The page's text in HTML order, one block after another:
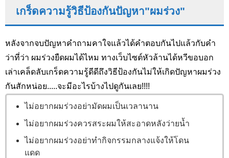
เกร็ดความรู้วิธีป้องกันปัญหา"ผมร่วง"
หลังจากจบปัญหาคำถามคาใจแล้วได้คำตอบกันไปแล้วกับคำ
ว่าที่ว่า ผมร่วงยืดผมได้ไหม ทางเว็บไซต์หัวล้านได้หวีขอบอก
เล่าเคล็ดลับเกร็ดความรู้ดีดีถึงวิธีป้องกันไม่ให้เกิดปัญหาผมร่วง
กันสักหน่อย.....จะมีอะไรบ้างไปดูกันเลย!!!!
ไม่อยากผมร่วงอย่ามัดผมเป็นเวลานาน
ไม่อยากผมร่วงควรสระผมให้สะอาดหลังว่ายน้ำ
ไม่อยากผมร่วงอย่าทำกิจกรรมกลางแจ้งให้โดน
แดด